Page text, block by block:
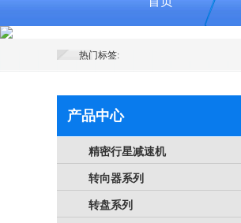
热门标签:
产品中心
精密行星减速机
转向器系列
转盘系列